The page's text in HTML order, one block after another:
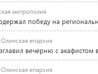
митрополия
победу на
епархия
вечерню с акафистом
епархия